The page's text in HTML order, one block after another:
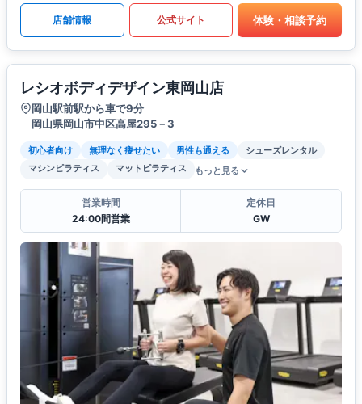
店舗情報 公式サイト 体験・相談予約
レシオボディデザイン東岡山店
岡山駅前駅から車で9分
岡山県岡山市中区高屋295－3
初心者向け 無理なく痩せたい 男性も通える
シューズレンタル
マシンピラティス
マットピラティス もっと見る
営業時間
24:00間営業
定休日
GW